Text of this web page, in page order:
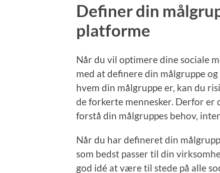
Definer din
platforme
Når du vil optimere dine sociale
med at definere din målgruppe
hvem din målgruppe er, kan du
de forkerte mennesker. Derfor er
forstå din målgruppes behov,
Når du har defineret din
som bedst passer til din
god idé at være til stede på alle